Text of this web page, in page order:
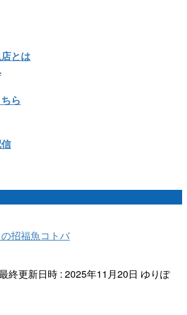
とは
ら
招福魚コトバ
終更新日時 : 2025年11月20日 ゆりぽ